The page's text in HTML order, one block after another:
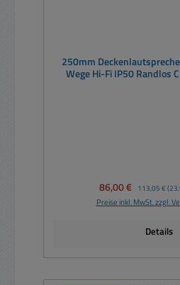
250mm
Wege Hi-Fi IP50 Randlos
Verkaufspreis:
86,00 € Regulärer
113,05 €
Preise inkl. MwSt. zzgl.
Details